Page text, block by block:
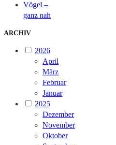
Vögel –
ganz nah
ARCHIV
2026
April
März
Februar
Januar
2025
Dezember
November
Oktober